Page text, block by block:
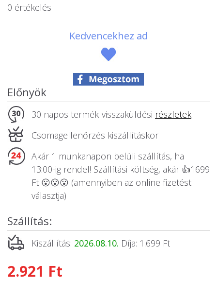
Állatos ajándéktárgyak
0 értékelés
Kedvencekhez ad
Előnyök
30 napos termék-visszaküldési részletek
Csomagellenőrzés kiszállításkor
Akár 1 munkanapon belüli szállítás, ha
13:00-ig rendel! Szállítási költség, akár 👍1699
Ft 😮😮😮 (amennyiben az online fizetést
választja)
Szállítás:
Kiszállítás: 2026.08.10. Díja: 1.699 Ft
2.921 Ft